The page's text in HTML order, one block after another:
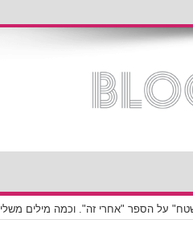
על הספר "אחרי זה". וכמה מילים משלי